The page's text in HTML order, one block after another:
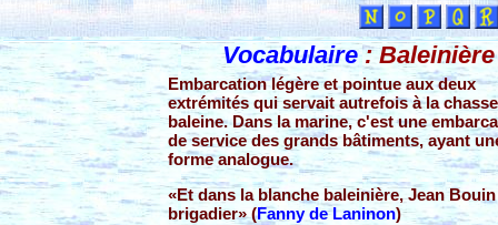
Vocabulaire: Baleinière
Embarcation légère et pointue aux deux
extrémités qui servait autrefois à la
baleine. Dans la marine, c'est une
de service des grands bâtiments, ayant
forme analogue.
«Et dans la blanche baleinière, Jean
brigadier» (Fanny de Laninon)